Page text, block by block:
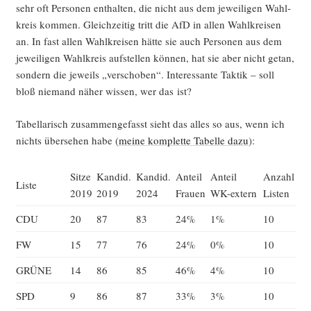
sehr oft Per­so­nen ent­hal­ten, die nicht aus dem jewei­li­gen Wahl­
kreis kom­men. Gleich­zei­tig tritt die AfD in allen Wahl­krei­sen
an. In fast allen Wahl­krei­sen hät­te sie auch Per­so­nen aus dem
jewei­li­gen Wahl­kreis auf­stel­len kön­nen, hat sie aber nicht getan,
son­dern die jeweils „ver­scho­ben“. Inter­es­san­te Tak­tik – soll
bloß nie­mand näher wis­sen, wer das ist?
Tabel­la­risch zusam­men­ge­fasst sieht das alles so aus, wenn ich
nichts über­se­hen habe (mei­ne kom­plet­te Tabel­le dazu):
Lis­te
Sit­ze
2019
Kan­did.
2019
Kan­did.
2024
Anteil
Frau­en
Anteil
WK-extern
Anzahl
Lis­ten
CDU
20 87 83 24% 1%
10
FW
15 77 76 24% 0%
10
GRÜNE
14 86 85 46% 4%
10
SPD
9 86 87 33% 3%
10